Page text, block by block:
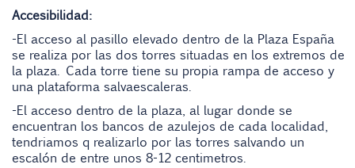
Accesibilidad:
-El acceso al pasillo elevado dentro de la Plaza España
se realiza por las dos torres situadas en los extremos de
la plaza. Cada torre tiene su propia rampa de acceso y
una plataforma salvaescaleras.
-El acceso dentro de la plaza, al lugar donde se
encuentran los bancos de azulejos de cada localidad,
tendriamos q realizarlo por las torres salvando un
escalón de entre unos 8-12 centimetros.